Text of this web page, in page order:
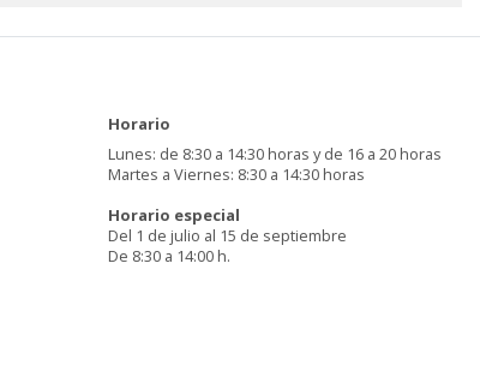
Horario
Lunes: de 8:30 a 14:30 horas y de 16 a 20 horas
Martes a Viernes: 8:30 a 14:30 horas
Horario especial
Del 1 de julio al 15 de septiembre
De 8:30 a 14:00 h.